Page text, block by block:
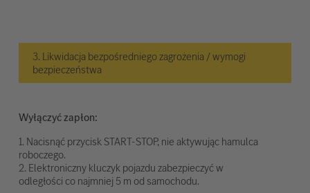
3. Likwidacja bezpośredniego zagrożenia / wymogi
bezpieczeństwa
Wyłączyć zapłon:
1. Nacisnąć przycisk START-STOP, nie aktywując hamulca
roboczego.
2. Elektroniczny kluczyk pojazdu zabezpieczyć w
odległości co najmniej 5 m od samochodu.